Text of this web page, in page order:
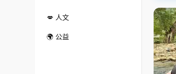
💋 人文
🌍 公益